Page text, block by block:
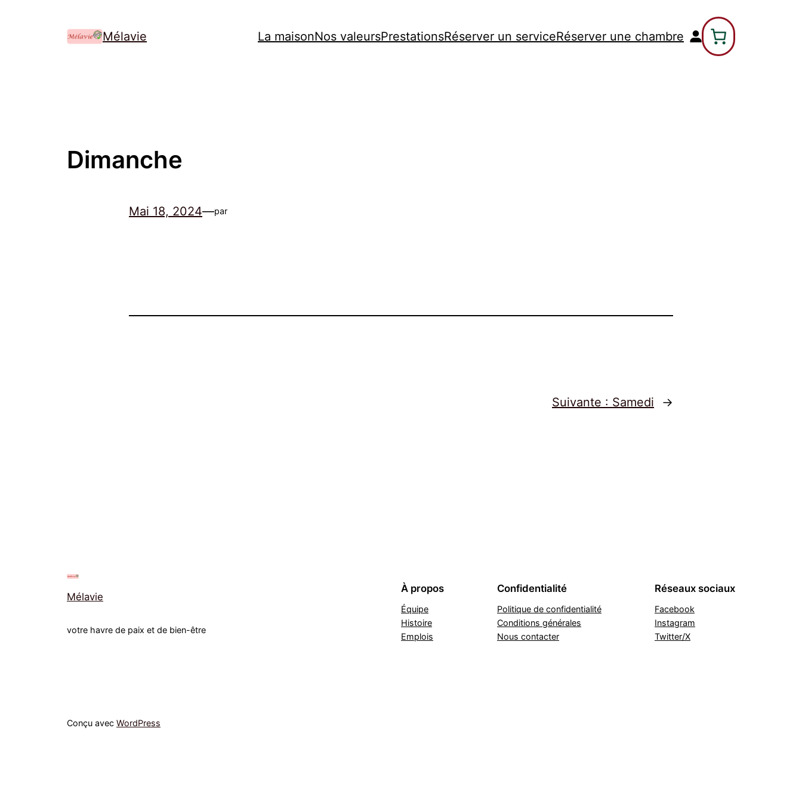
Mélavie La maisonNos valeursPrestationsRéserver un serviceRéserver une chambre
Dimanche
Mai 18, 2024—par
Suivante : Samedi →
Mélavie
votre havre de paix et de bien-être
À propos
Équipe
Histoire
Emplois
Confidentialité
Politique de confidentialité
Conditions générales
Nous contacter
Réseaux sociaux
Facebook
Instagram
Twitter/X
Conçu avec WordPress